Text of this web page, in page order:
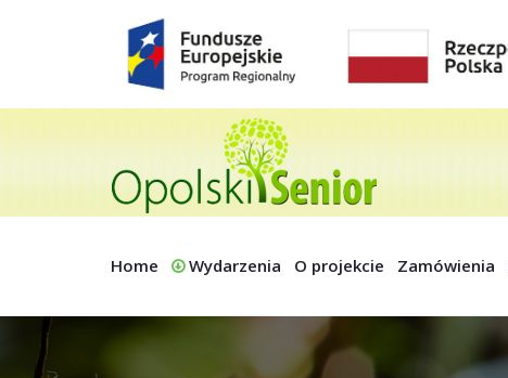
Home Wydarzenia O projekcie Zamówienia